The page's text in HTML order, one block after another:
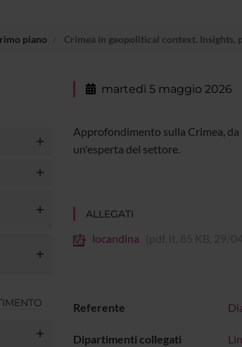
piano Crimea in geopolitical context. Insights,
martedì 5 maggio 2026
Approfondimento sulla Crimea,
un'esperta del settore.
ALLEGATI
locandina
Referente
Dipartimenti collegati